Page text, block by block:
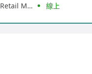
Retail Management Limited 線上